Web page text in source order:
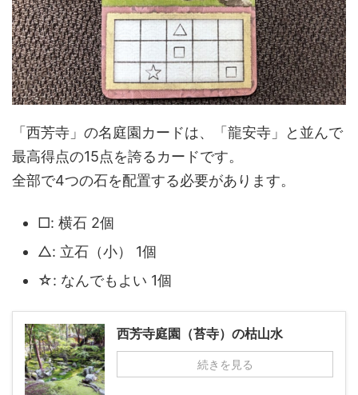
「西芳寺」の名庭園カードは、「龍安寺」と並んで
最高得点の15点を誇るカードです。
全部で4つの石を配置する必要があります。
□: 横石 2個
△: 立石（小） 1個
☆: なんでもよい 1個
西芳寺庭園（苔寺）の枯山水
続きを見る